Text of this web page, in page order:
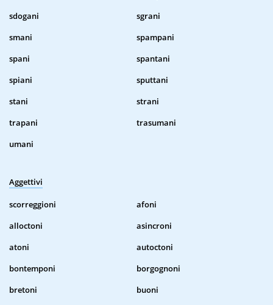
sdogani
sgrani
smani
spampani
spani
spantani
spiani
sputtani
stani
strani
trapani
trasumani
umani
Aggettivi
scorreggioni
afoni
alloctoni
asincroni
atoni
autoctoni
bontemponi
borgognoni
bretoni
buoni